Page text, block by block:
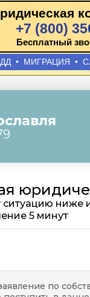
+7 (800)
Бесплатный
• МИГРАЦИЯ •